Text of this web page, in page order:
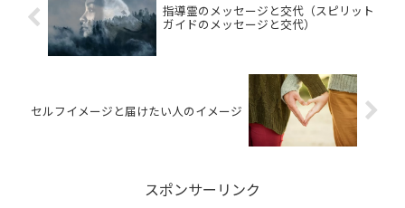
指導霊のメッセージと交代（スピリット
ガイドのメッセージと交代）
セルフイメージと届けたい人のイメージ
スポンサーリンク